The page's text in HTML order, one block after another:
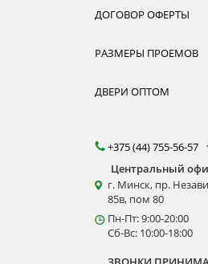
ДОГОВОР ОФЕРТЫ
РАЗМЕРЫ ПРОЕМОВ
ДВЕРИ ОПТОМ
+375 (44) 755-56-57
Центральный
г. Минск, пр.
85в, пом 80
Пн-Пт: 9:00-20:00
Сб-Вс: 10:00-18:00